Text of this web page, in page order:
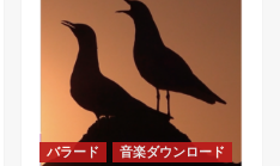
バラード
音楽ダウンロード